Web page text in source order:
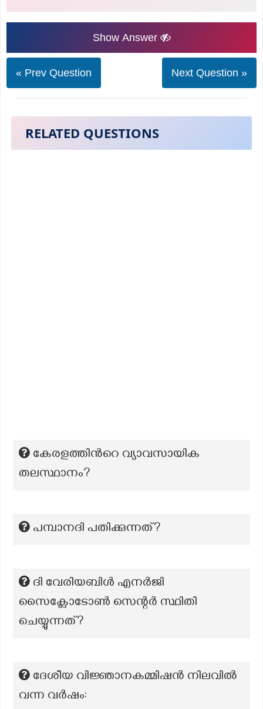
Show Answer
« Prev Question Next Question »
RELATED QUESTIONS
കേരളത്തിന്‍റെ വ്യാവസായിക
തലസ്ഥാനം?
പമ്പാനദി പതിക്കുന്നത്?
ദി വേരിയബിൾ എനർജി
സൈക്ലോടോൺ സെന്റർ സ്ഥിതി
ചെയ്യുന്നത്?
ദേശീയ വിജ്ഞാനകമ്മിഷൻ നിലവിൽ
വന്ന വർഷം: